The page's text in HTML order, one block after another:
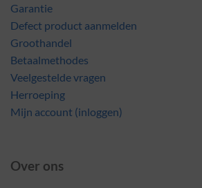
Garantie
Defect product aanmelden
Groothandel
Betaalmethodes
Veelgestelde vragen
Herroeping
Mijn account (inloggen)
Over ons